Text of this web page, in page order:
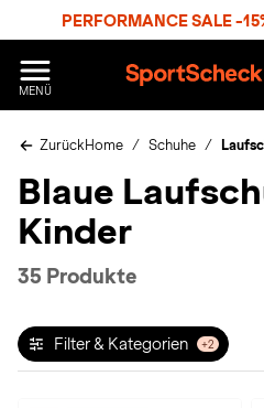
PERFORMANCE SALE -
MENÜ
p
r
h
c
ZurückHome Schuhe
Blaue
Kinder
35 Produkte
Filter & Kategorien +2